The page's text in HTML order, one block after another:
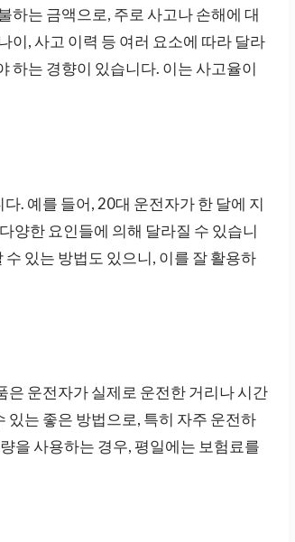
하는 금액으로, 주로 사고나 손해에 대
이, 사고 이력 등 여러 요소에 따라 달라
하는 경향이 있습니다. 이는 사고율이
. 예를 들어, 20대 운전자가 한 달에 지
양한 요인들에 의해 달라질 수 있습니
있는 방법도 있으니, 이를 잘 활용하
은 운전자가 실제로 운전한 거리나 시간
있는 좋은 방법으로, 특히 자주 운전하
을 사용하는 경우, 평일에는 보험료를